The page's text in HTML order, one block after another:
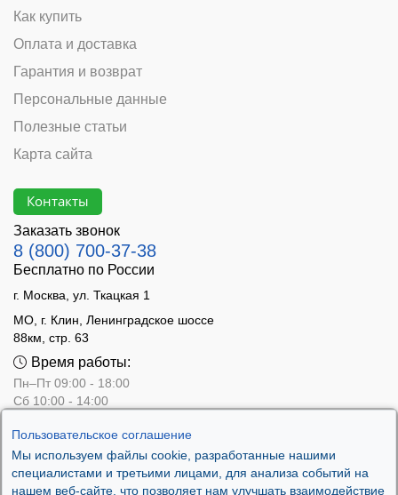
Пользовательское соглашение
Мы используем файлы cookie, разработанные нашими
специалистами и третьими лицами, для анализа событий на
нашем веб-сайте, что позволяет нам улучшать взаимодействие
Как купить
Оплата и доставка
Гарантия и возврат
Персональные данные
Полезные статьи
Карта сайта
Контакты
Заказать звонок
8 (800) 700-37-38
Бесплатно по России
г. Москва, ул. Ткацкая 1
МО, г. Клин, Ленинградское шоссе
88км, стр. 63
Время работы:
Пн–Пт 09:00 - 18:00
Сб 10:00 - 14:00